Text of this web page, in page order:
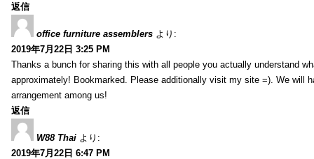
返信
office furniture assemblers より:
2019年7月22日 3:25 PM
Thanks a bunch for sharing this with all people you actually understand
approximately! Bookmarked. Please additionally visit my site =). We will
arrangement among us!
返信
W88 Thai より:
2019年7月22日 6:47 PM